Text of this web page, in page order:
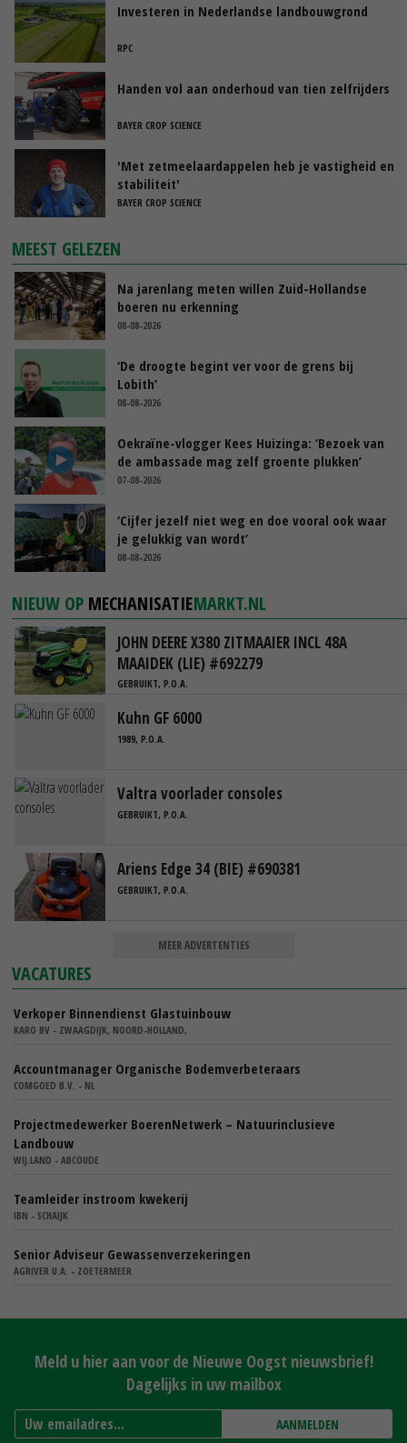
Investeren in Nederlandse landbouwgrond
RPC
Handen vol aan onderhoud van tien zelfrijders
BAYER CROP SCIENCE
'Met zetmeelaardappelen heb je vastigheid en
stabiliteit'
BAYER CROP SCIENCE
MEEST GELEZEN
Na jarenlang meten willen Zuid-Hollandse
boeren nu erkenning
08-08-2026
‘De droogte begint ver voor de grens bij
Lobith’
08-08-2026
Oekraïne-vlogger Kees Huizinga: ‘Bezoek van
de ambassade mag zelf groente plukken’
07-08-2026
‘Cijfer jezelf niet weg en doe vooral ook waar
je gelukkig van wordt’
08-08-2026
NIEUW OP MECHANISATIEMARKT.NL
JOHN DEERE X380 ZITMAAIER INCL 48A
MAAIDEK (LIE) #692279
GEBRUIKT, P.O.A.
Kuhn GF 6000
1989, P.O.A.
Valtra voorlader consoles
GEBRUIKT, P.O.A.
Ariens Edge 34 (BIE) #690381
GEBRUIKT, P.O.A.
MEER ADVERTENTIES
VACATURES
Verkoper Binnendienst Glastuinbouw
KARO BV - ZWAAGDIJK, NOORD-HOLLAND,
Accountmanager Organische Bodemverbeteraars
COMGOED B.V. - NL
Projectmedewerker BoerenNetwerk – Natuurinclusieve
Landbouw
WIJ.LAND - ABCOUDE
Teamleider instroom kwekerij
IBN - SCHAIJK
Senior Adviseur Gewassenverzekeringen
AGRIVER U.A. - ZOETERMEER
Meld u hier aan voor de Nieuwe Oogst nieuwsbrief!
Dagelijks in uw mailbox
AANMELDEN